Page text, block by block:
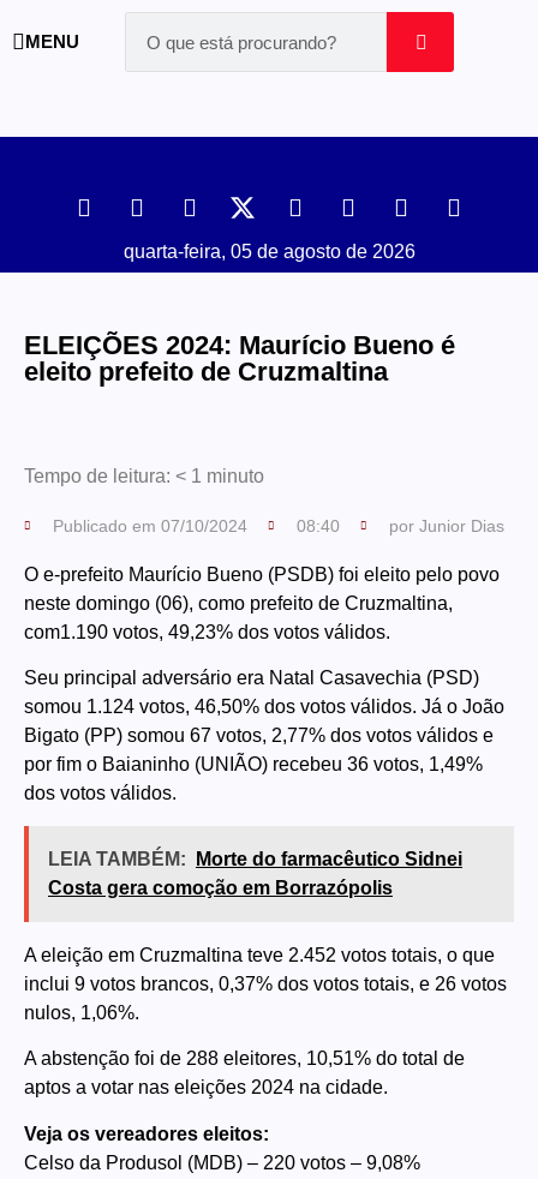
MENU
quarta-feira, 05 de agosto de 2026
ELEIÇÕES 2024: Maurício Bueno é
eleito prefeito de Cruzmaltina
Tempo de leitura: < 1 minuto
Publicado em 07/10/2024 08:40 por Junior Dias
O e-prefeito Maurício Bueno (PSDB) foi eleito pelo povo
neste domingo (06), como prefeito de Cruzmaltina,
com1.190 votos, 49,23% dos votos válidos.
Seu principal adversário era Natal Casavechia (PSD)
somou 1.124 votos, 46,50% dos votos válidos. Já o João
Bigato (PP) somou 67 votos, 2,77% dos votos válidos e
por fim o Baianinho (UNIÃO) recebeu 36 votos, 1,49%
dos votos válidos.
LEIA TAMBÉM:
Morte do farmacêutico Sidnei
Costa gera comoção em Borrazópolis
A eleição em Cruzmaltina teve 2.452 votos totais, o que
inclui 9 votos brancos, 0,37% dos votos totais, e 26 votos
nulos, 1,06%.
A abstenção foi de 288 eleitores, 10,51% do total de
aptos a votar nas eleições 2024 na cidade.
Veja os vereadores eleitos:
Celso da Produsol (MDB) – 220 votos – 9,08%